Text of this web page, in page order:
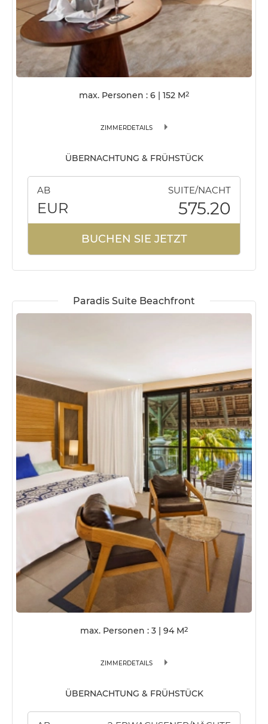
max. Personen : 6 | 152 M2
ZIMMERDETAILS
ÜBERNACHTUNG & FRÜHSTÜCK
AB SUITE/NACHT
EUR 575.20
BUCHEN SIE JETZT
Paradis Suite Beachfront
max. Personen : 3 | 94M2
ZIMMERDETAILS
ÜBERNACHTUNG & FRÜHSTÜCK